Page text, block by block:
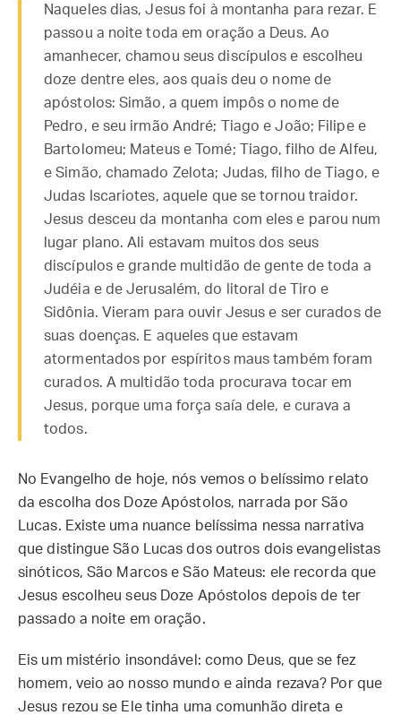
Naqueles dias, Jesus foi à montanha para rezar. E
passou a noite toda em oração a Deus. Ao
amanhecer, chamou seus discípulos e escolheu
doze dentre eles, aos quais deu o nome de
apóstolos: Simão, a quem impôs o nome de
Pedro, e seu irmão André; Tiago e João; Filipe e
Bartolomeu; Mateus e Tomé; Tiago, filho de Alfeu,
e Simão, chamado Zelota; Judas, filho de Tiago, e
Judas Iscariotes, aquele que se tornou traidor.
Jesus desceu da montanha com eles e parou num
lugar plano. Ali estavam muitos dos seus
discípulos e grande multidão de gente de toda a
Judéia e de Jerusalém, do litoral de Tiro e
Sidônia. Vieram para ouvir Jesus e ser curados de
suas doenças. E aqueles que estavam
atormentados por espíritos maus também foram
curados. A multidão toda procurava tocar em
Jesus, porque uma força saía dele, e curava a
todos.
No Evangelho de hoje, nós vemos o belíssimo relato
da escolha dos Doze Apóstolos, narrada por São
Lucas. Existe uma nuance belíssima nessa narrativa
que distingue São Lucas dos outros dois evangelistas
sinóticos, São Marcos e São Mateus: ele recorda que
Jesus escolheu seus Doze Apóstolos depois de ter
passado a noite em oração.
Eis um mistério insondável: como Deus, que se fez
homem, veio ao nosso mundo e ainda rezava? Por que
Jesus rezou se Ele tinha uma comunhão direta e